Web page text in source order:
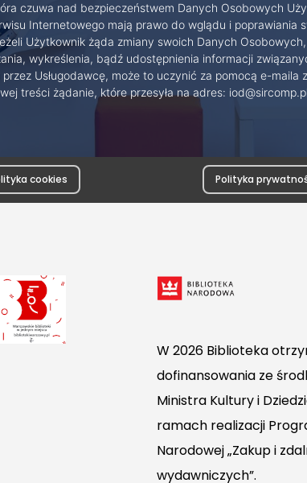
czuwa nad bezpieczeństwem Danych Osobowych
Internetowego mają prawo do wglądu i poprawiania
Użytkownik żąda zmiany swoich Danych
wykreślenia, bądź udostępnienia informacji
Usługodawcę, może to uczynić za pomocą e-maila
treści żądanie, które przesyła na adres:
cookies Polityka
W 2026 Biblioteka
dofinansowania ze
Ministra Kultury i
ramach realizacji
Narodowej „Zakup i
wydawniczych”.